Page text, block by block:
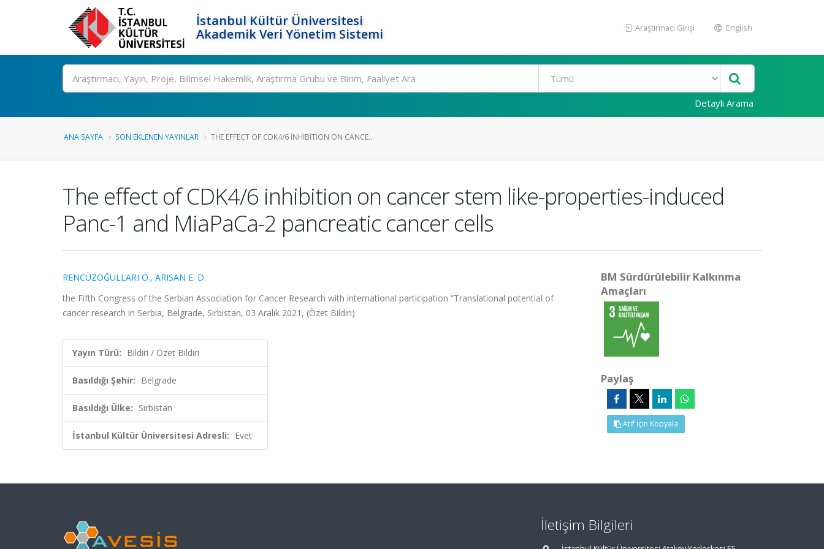
İstanbul Kültür Üniversitesi
Akademik Veri Yönetim Sistemi
Araştırmacı Girişi English
Ara
Detaylı Arama
ANA SAYFA SON EKLENEN YAYINLAR THE EFFECT OF CDK4/6 INHIBITION ON CANCE...
The effect of CDK4/6 inhibition on cancer stem like-properties-induced
Panc-1 and MiaPaCa-2 pancreatic cancer cells
RENCÜZOĞULLARI Ö., ARISAN E. D.
the Fifth Congress of the Serbian Association for Cancer Research with international participation “Translational potential of
cancer research in Serbia, Belgrade, Sırbistan, 03 Aralık 2021, (Özet Bildiri)
Yayın Türü: Bildiri / Özet Bildiri
Basıldığı Şehir: Belgrade
Basıldığı Ülke: Sırbistan
İstanbul Kültür Üniversitesi Adresli: Evet
BM Sürdürülebilir Kalkınma
Amaçları
Paylaş
Atıf İçin Kopyala
İletişim Bilgileri